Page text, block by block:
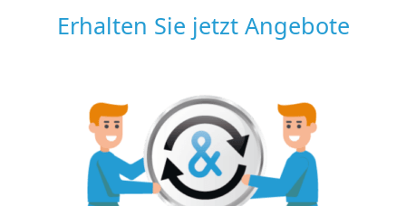
Erhalten Sie jetzt Angebote